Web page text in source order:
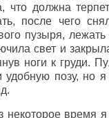
что должна
после чего
пузыря,
свет и
ноги к груди.
удобную позу, но
некоторое время